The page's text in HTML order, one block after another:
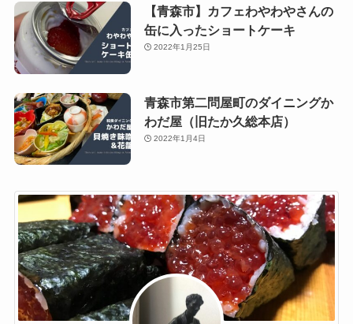
【青森市】カフェわやわやさんの
缶に入ったショートケーキ
2022年1月25日
青森市第二問屋町のダイニングか
わだ屋（旧たか久総本店）
2022年1月4日